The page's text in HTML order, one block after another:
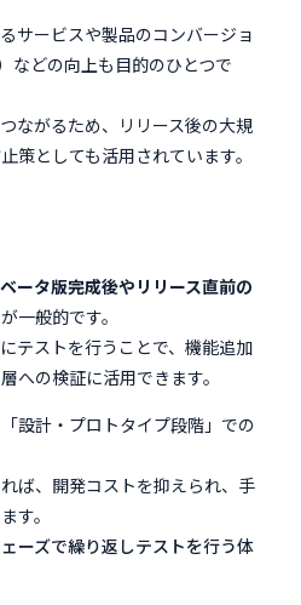
サービスや製品のコンバージョ
などの向上も目的のひとつで
ながるため、リリース後の大規
策としても活用されています。
ベータ版完成後やリリース直前の
一般的です。
テストを行うことで、機能追加
への検証に活用できます。
設計・プロトタイプ段階」での
ば、開発コストを抑えられ、手
す。
ーズで繰り返しテストを行う体